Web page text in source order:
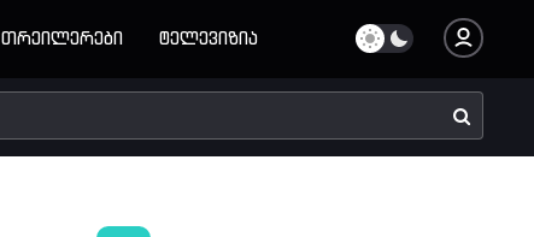
თრეილერები ტელევიზია